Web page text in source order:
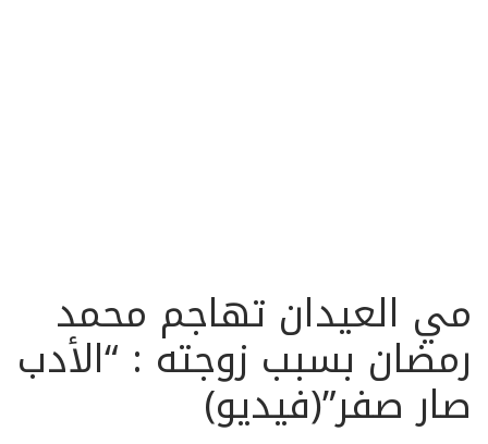
مي العيدان تهاجم محمد
رمضان بسبب زوجته : “الأدب
صار صفر”(فيديو)